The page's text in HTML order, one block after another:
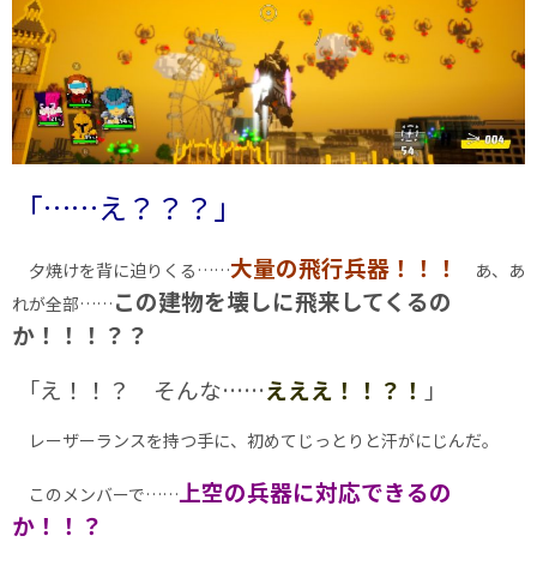
｢……え？？？｣
夕焼けを背に迫りくる……大量の飛行兵器！！！
あ、あ
れが全部…… この建物を壊しに飛来してくるの
か！！！？？
｢え！！？ そんな……えええ！！？！ ｣
レーザーランスを持つ手に、初めてじっとりと汗がにじんだ。
このメンバーで……上空の兵器に対応できるの
か！！？